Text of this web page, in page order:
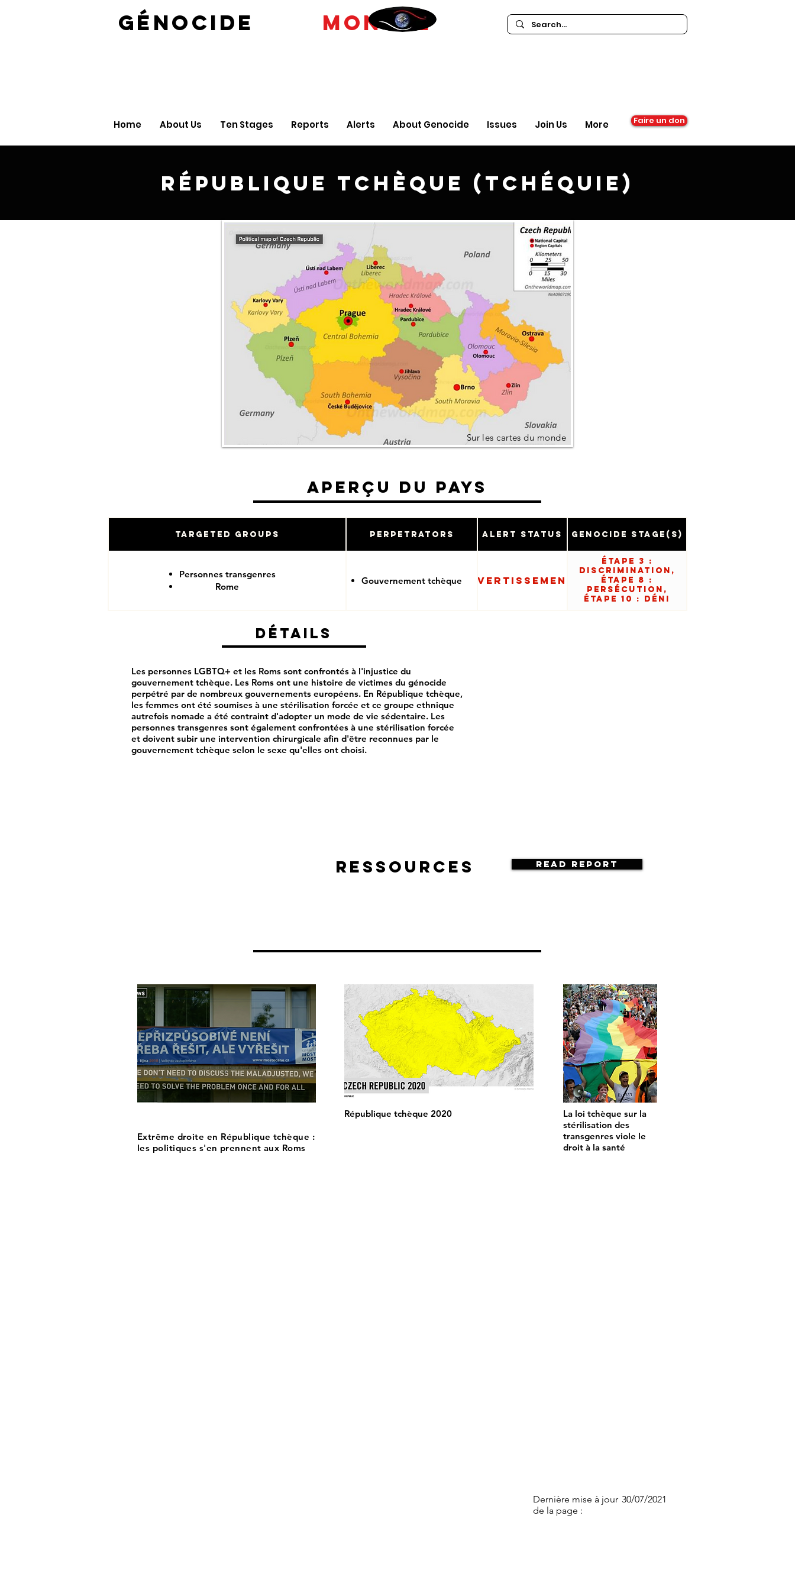
GÉNOCIDE MONTRE
Home About Us Ten Stages Reports Alerts About Genocide Issues Join Us More Faire un don
République tchèque (Tchéquie)
Sur les cartes du monde
Aperçu du pays
Targeted Groups Perpetrators Alert Status Genocide Stage(s)
Personnes transgenres
Rome
Gouvernement tchèque Avertissement
Étape 3 :
Discrimination,
Étape 8 :
Persécution,
Étape 10 : Déni
Détails
Les personnes LGBTQ+ et les Roms sont confrontés à l'injustice du
gouvernement tchèque. Les Roms ont une histoire de victimes du génocide
perpétré par de nombreux gouvernements européens. En République tchèque,
les femmes ont été soumises à une stérilisation forcée et ce groupe ethnique
autrefois nomade a été contraint d'adopter un mode de vie sédentaire. Les
personnes transgenres sont également confrontées à une stérilisation forcée
et doivent subir une intervention chirurgicale afin d'être reconnues par le
gouvernement tchèque selon le sexe qu'elles ont choisi.
Read Report
Ressources
Extrême droite en République tchèque :
les politiques s'en prennent aux Roms
République tchèque 2020
La loi tchèque sur la
stérilisation des
transgenres viole le
droit à la santé
Dernière mise à jour
de la page :
30/07/2021